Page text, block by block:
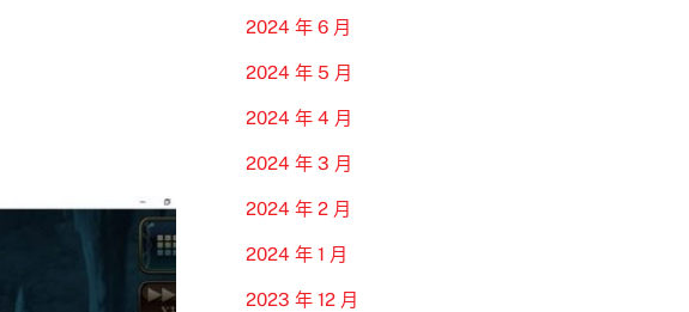
2024 年 6 月
2024 年 5 月
2024 年 4 月
2024 年 3 月
2024 年 2 月
2024 年 1 月
2023 年 12 月